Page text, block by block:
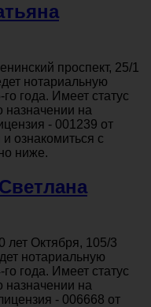
проспект, 25/1
нотариальную
года. Имеет статус
назначении на
- 001239 от
ознакомиться с
ниже.
лет Октября, 105/3
нотариальную
года. Имеет статус
назначении на
- 006668 от